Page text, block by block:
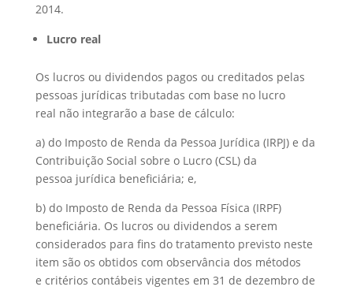
2014.
Lucro real
Os lucros ou dividendos pagos ou creditados pelas
pessoas jurídicas tributadas com base no lucro
real não integrarão a base de cálculo:
a) do Imposto de Renda da Pessoa Jurídica (IRPJ) e da
Contribuição Social sobre o Lucro (CSL) da
pessoa jurídica beneficiária; e,
b) do Imposto de Renda da Pessoa Física (IRPF)
beneficiária. Os lucros ou dividendos a serem
considerados para fins do tratamento previsto neste
item são os obtidos com observância dos métodos
e critérios contábeis vigentes em 31 de dezembro de